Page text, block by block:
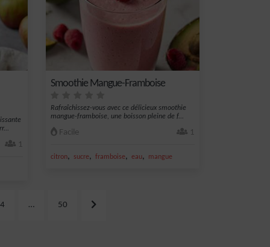
1
Smoothie Mangue-Framboise
Rafraîchissez-vous avec ce délicieux smoothie
mangue-framboise, une boisson pleine de f...
Facile 1
citron, sucre, framboise, eau, mangue
… 50